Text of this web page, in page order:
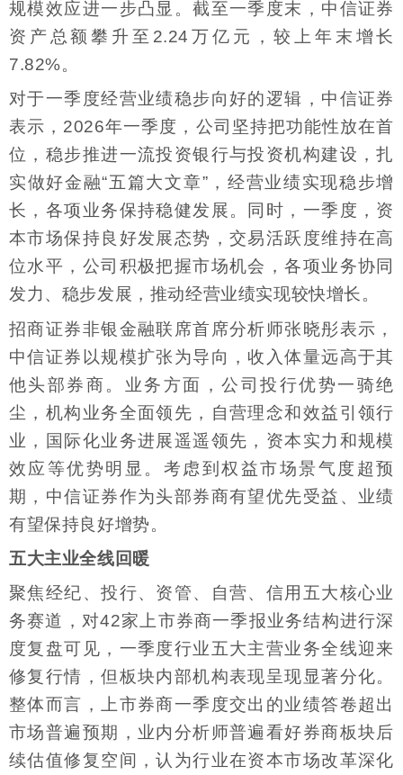
规模效应进一步凸显。截至一季度末，中信证券
资产总额攀升至2.24万亿元，较上年末增长
7.82%。
对于一季度经营业绩稳步向好的逻辑，中信证券
表示，2026年一季度，公司坚持把功能性放在首
位，稳步推进一流投资银行与投资机构建设，扎
实做好金融“五篇大文章”，经营业绩实现稳步增
长，各项业务保持稳健发展。同时，一季度，资
本市场保持良好发展态势，交易活跃度维持在高
位水平，公司积极把握市场机会，各项业务协同
发力、稳步发展，推动经营业绩实现较快增长。
招商证券非银金融联席首席分析师张晓彤表示，
中信证券以规模扩张为导向，收入体量远高于其
他头部券商。业务方面，公司投行优势一骑绝
尘，机构业务全面领先，自营理念和效益引领行
业，国际化业务进展遥遥领先，资本实力和规模
效应等优势明显。考虑到权益市场景气度超预
期，中信证券作为头部券商有望优先受益、业绩
有望保持良好增势。
五大主业全线回暖
聚焦经纪、投行、资管、自营、信用五大核心业
务赛道，对42家上市券商一季报业务结构进行深
度复盘可见，一季度行业五大主营业务全线迎来
修复行情，但板块内部机构表现呈现显著分化。
整体而言，上市券商一季度交出的业绩答卷超出
市场普遍预期，业内分析师普遍看好券商板块后
续估值修复空间，认为行业在资本市场改革深化